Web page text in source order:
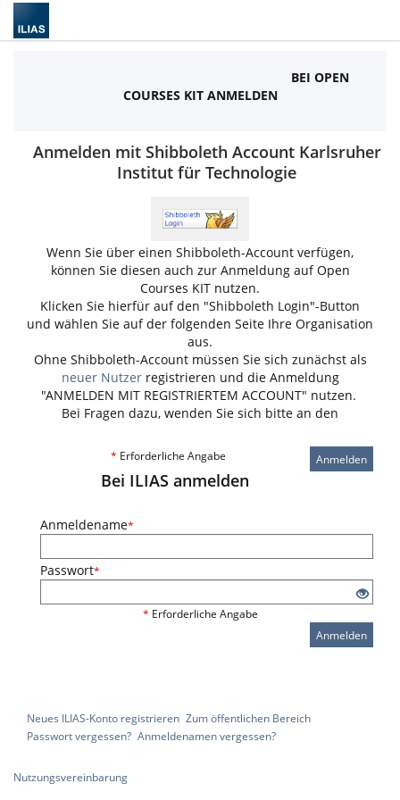
BEI OPEN
COURSES KIT ANMELDEN
Anmelden mit Shibboleth Account Karlsruher
Institut für Technologie
Wenn Sie über einen Shibboleth-Account verfügen,
können Sie diesen auch zur Anmeldung auf Open
Courses KIT nutzen.
Klicken Sie hierfür auf den "Shibboleth Login"-Button
und wählen Sie auf der folgenden Seite Ihre Organisation
aus.
Ohne Shibboleth-Account müssen Sie sich zunächst als
neuer Nutzerregistrieren und die Anmeldung
"ANMELDEN MIT REGISTRIERTEM ACCOUNT" nutzen.
Bei Fragen dazu, wenden Sie sich bitte an den
Anmelden
* Erforderliche Angabe
Bei ILIAS anmelden
Anmeldename*
Passwort*
* Erforderliche Angabe
Anmelden
Neues ILIAS-Konto registrieren Zum öffentlichen Bereich
Passwort vergessen? Anmeldenamen vergessen?
Nutzungsvereinbarung